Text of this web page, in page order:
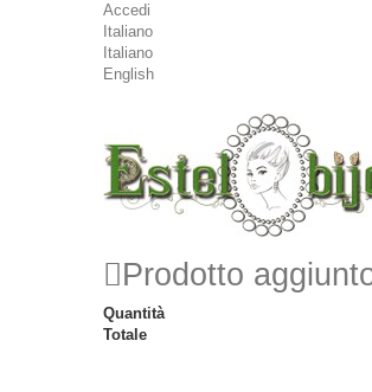
Accedi
Italiano
Italiano
English
Prodotto
Quantità
Totale